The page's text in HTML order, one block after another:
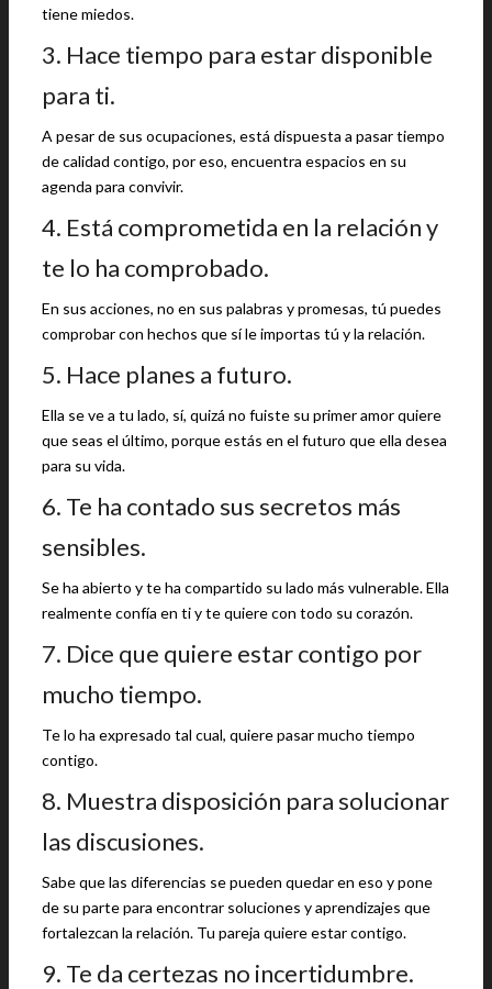
tiene miedos.
3. Hace tiempo para estar disponible
para ti.
A pesar de sus ocupaciones, está dispuesta a pasar tiempo
de calidad contigo, por eso, encuentra espacios en su
agenda para convivir.
4. Está comprometida en la relación y
te lo ha comprobado.
En sus acciones, no en sus palabras y promesas, tú puedes
comprobar con hechos que sí le importas tú y la relación.
5. Hace planes a futuro.
Ella se ve a tu lado, sí, quizá no fuiste su primer amor quiere
que seas el último, porque estás en el futuro que ella desea
para su vida.
6. Te ha contado sus secretos más
sensibles.
Se ha abierto y te ha compartido su lado más vulnerable. Ella
realmente confía en ti y te quiere con todo su corazón.
7. Dice que quiere estar contigo por
mucho tiempo.
Te lo ha expresado tal cual, quiere pasar mucho tiempo
contigo.
8. Muestra disposición para solucionar
las discusiones.
Sabe que las diferencias se pueden quedar en eso y pone
de su parte para encontrar soluciones y aprendizajes que
fortalezcan la relación. Tu pareja quiere estar contigo.
9. Te da certezas no incertidumbre.